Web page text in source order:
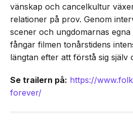
vänskap och cancelkultur
relationer på prov. Genom
scener och ungdomarnas egna
fångar filmen tonårstidens
längtan efter att förstå sig själv
Se trailern på: https://
forever/